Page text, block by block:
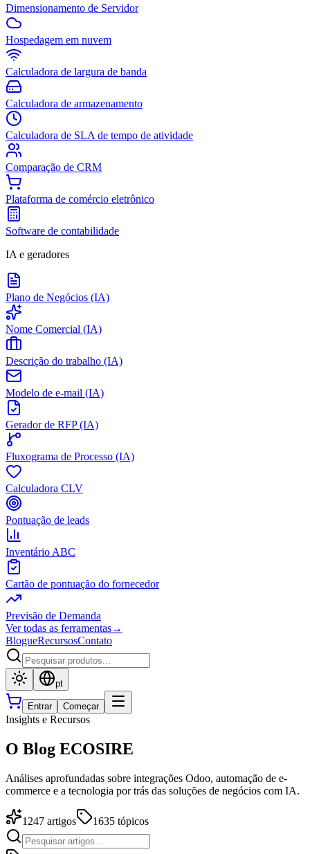
Dimensionamento de Servidor
Hospedagem em nuvem
Calculadora de largura de banda
Calculadora de armazenamento
Calculadora de SLA de tempo de atividade
Comparação de CRM
Plataforma de comércio eletrônico
Software de contabilidade
IA e geradores
Plano de Negócios (IA)
Nome Comercial (IA)
Descrição do trabalho (IA)
Modelo de e-mail (IA)
Gerador de RFP (IA)
Fluxograma de Processo (IA)
Calculadora CLV
Pontuação de leads
Inventário ABC
Cartão de pontuação do fornecedor
Previsão de Demanda
Ver todas as ferramentas→
BlogueRecursosContato
pt
Entrar Começar
Insights e Recursos
O Blog ECOSIRE
Análises aprofundadas sobre integrações Odoo, automação de e-
commerce e a tecnologia por trás das soluções de negócios com IA.
1247 artigos 1635 tópicos